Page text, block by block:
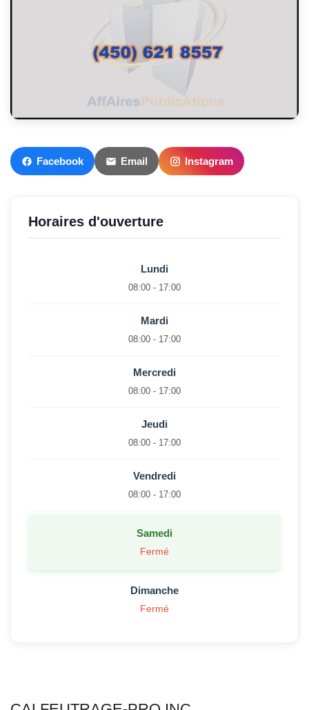
Facebook Email Instagram
Horaires d'ouverture
Lundi
08:00 - 17:00
Mardi
08:00 - 17:00
Mercredi
08:00 - 17:00
Jeudi
08:00 - 17:00
Vendredi
08:00 - 17:00
Samedi
Fermé
Dimanche
Fermé